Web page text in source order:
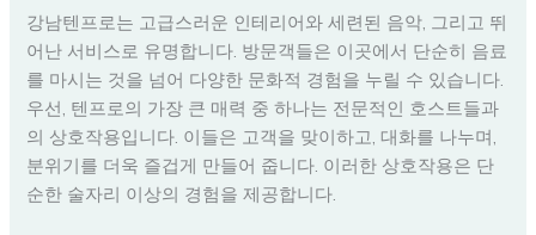
강남텐프로는 고급스러운 인테리어와 세련된 음악, 그리고 뛰
어난 서비스로 유명합니다. 방문객들은 이곳에서 단순히 음료
를 마시는 것을 넘어 다양한 문화적 경험을 누릴 수 있습니다.
우선, 텐프로의 가장 큰 매력 중 하나는 전문적인 호스트들과
의 상호작용입니다. 이들은 고객을 맞이하고, 대화를 나누며,
분위기를 더욱 즐겁게 만들어 줍니다. 이러한 상호작용은 단
순한 술자리 이상의 경험을 제공합니다.